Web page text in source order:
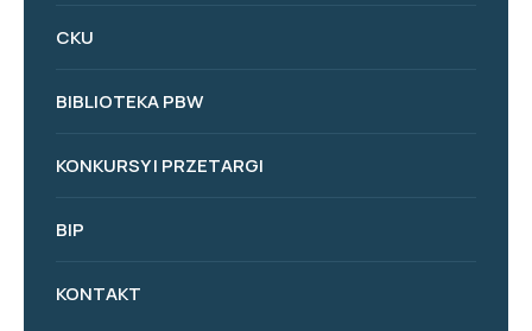
CKU
BIBLIOTEKA PBW
KONKURSY I PRZETARGI
BIP
KONTAKT